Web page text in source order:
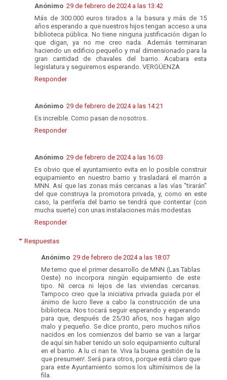
Anónimo 29 de febrero de 2024 a las 13:42
Más de 300.000 euros tirados a la basura y más de 15
años esperando a que nuestros hijos tengan acceso a una
biblioteca pública. No tiene ninguna justificación digan lo
que digan, ya no me creo nada. Además terminaran
haciendo un edificio pequeño y mal dimensionado para la
gran cantidad de chavales del barrio. Acabara esta
legislatura y seguiremos esperando. VERGÜENZA
Responder
Anónimo 29 de febrero de 2024 a las 14:21
Es increible. Como pasan de nosotros.
Responder
Anónimo 29 de febrero de 2024 a las 16:03
Es obvio que el ayuntamiento evita en lo posible construir
equipamiento en nuestro barrio y trasladará el marrón a
MNN. Así que las zonas más cercanas a las vías "tirarán"
del que construya la promotora privada, y, como en este
caso, la perifería del barrio se tendrá que contentar (con
mucha suerte) con unas instalaciones más modestas
Responder
Respuestas
Anónimo 29 de febrero de 2024 a las 18:07
Me temo que el primer desarrollo de MNN (Las Tablas
Oeste) no incorpora ningún equipamiento de este
tipo. Ni cerca ni lejos de las viviendas cercanas.
Tampoco creo que la iniciativa privada guiada por el
ánimo de lucro lleve a cabo la construcción de una
biblioteca. Nos tocará seguir esperando y esperando
para que, después de 25/30 años, nos hagan algo
malo y pequeño. Se dice pronto, pero muchos niños
nacidos en los comienzos del barrio se van a largar
de aquí sin haber tenido un solo equipamiento cultural
en el barrio. A lu ci nan te. Viva la buena gestión de la
que presumen!. Será para otros, porque está claro que
para este Ayuntamiento somos los ultimísimos de la
fila.